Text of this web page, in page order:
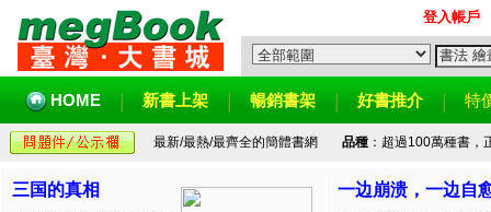
登入帳戶
HOME 新書上架 暢銷書架 好書推介 特
最新/最熱/最齊全的簡體書網 品種：超過100萬種書，
三国的真相 一边崩溃，一边自